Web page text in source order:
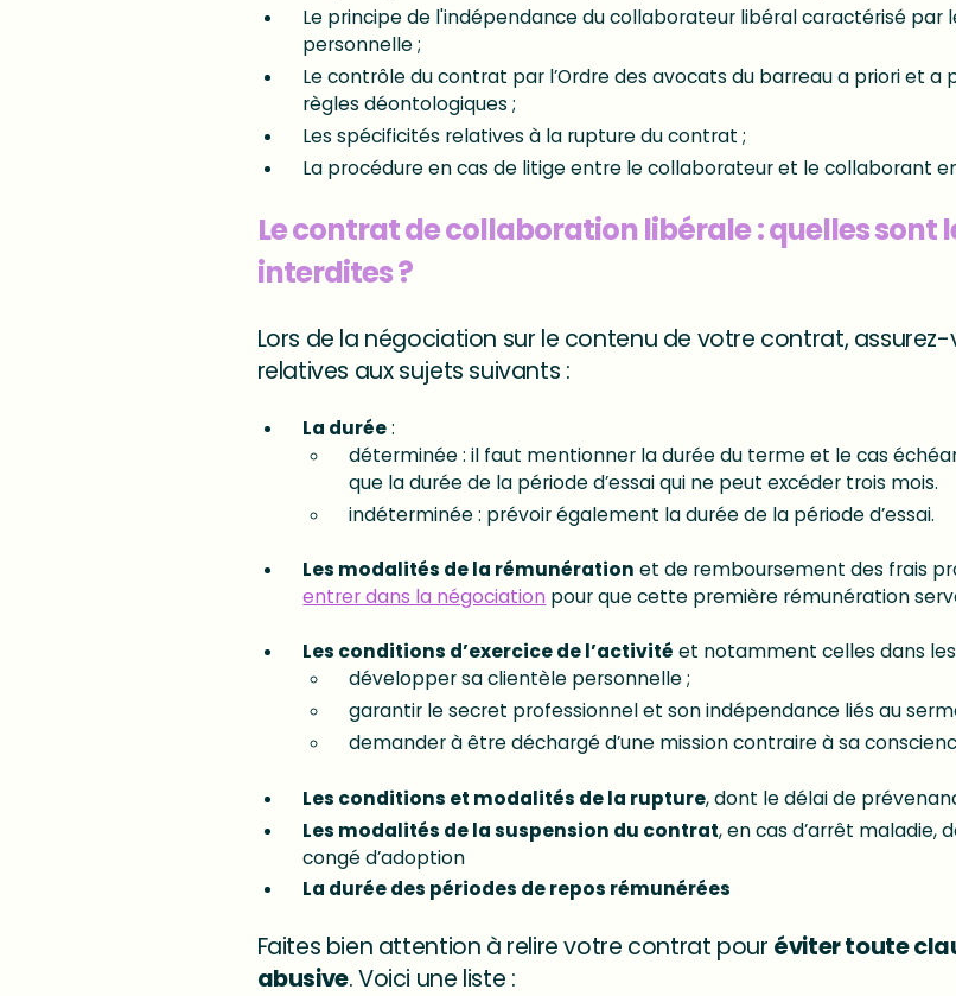
Le principe de l'indépendance du collaborateur libéral caractérisé
personnelle ;
Le contrôle du contrat par l’Ordre des avocats du barreau a priori et
règles déontologiques ;
Les spécificités relatives à la rupture du contrat ;
La procédure en cas de litige entre le collaborateur et le collaborant
Le contrat de collaboration libérale : quelles sont
interdites ?
Lors de la négociation sur le contenu de votre contrat,
relatives aux sujets suivants :
La durée:
déterminée : il faut mentionner la durée du terme et le cas
que la durée de la période d’essai qui ne peut excéder trois mois.
indéterminée : prévoir également la durée de la période d’essai.
Les modalités de la rémunération et de remboursement des frais
entrer dans la négociation pour que cette première rémunération
Les conditions d’exercice de l’activité et notamment celles dans
développer sa clientèle personnelle ;
garantir le secret professionnel et son indépendance liés au
demander à être déchargé d’une mission contraire à sa
Les conditions et modalités de la rupture, dont le délai de
Les modalités de la suspension du contrat, en cas d’arrêt
congé d’adoption
La durée des périodes de repos rémunérées
Faites bien attention à relire votre contrat pour éviter toute
abusive. Voici une liste :